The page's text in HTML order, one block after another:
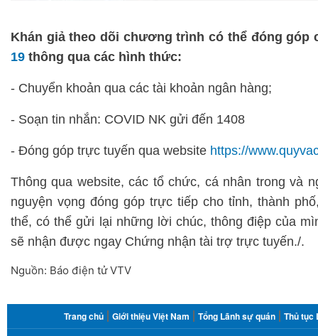
Khán giả theo dõi chương trình có thể đóng góp
19 thông qua các hình thức:
- Chuyển khoản qua các tài khoản ngân hàng;
- Soạn tin nhắn: COVID NK gửi đến 1408
- Đóng góp trực tuyến qua website https://
Thông qua website, các tổ chức, cá nhân trong và
nguyện vọng đóng góp trực tiếp cho tỉnh, thành
thể, có thể gửi lại những lời chúc, thông điệp của
sẽ nhận được ngay Chứng nhận tài trợ trực tuyến./.
Nguồn: Báo điện tử VTV
MENU
Trang chủ Giới thiệu Việt Nam Tổng Lãnh sự quán Thủ tục